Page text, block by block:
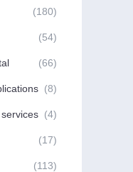
(180)
(54)
(66)
(8)
(4)
(17)
(113)